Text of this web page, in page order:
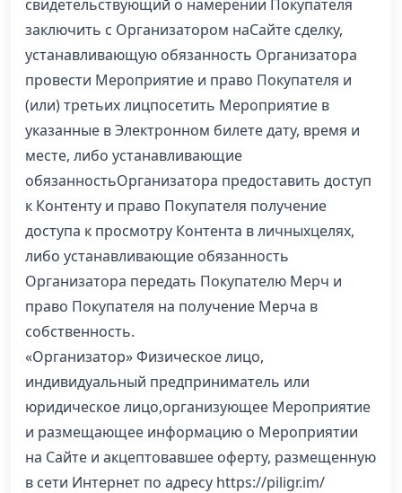
свидетельствующий о намерении Покупателя
заключить с Организатором наСайте сделку,
устанавливающую обязанность Организатора
провести Мероприятие и право Покупателя и
(или) третьих лицпосетить Мероприятие в
указанные в Электронном билете дату, время и
месте, либо устанавливающие
обязанностьОрганизатора предоставить доступ
к Контенту и право Покупателя получение
доступа к просмотру Контента в личныхцелях,
либо устанавливающие обязанность
Организатора передать Покупателю Мерч и
право Покупателя на получение Мерча в
собственность.
«Организатор» Физическое лицо,
индивидуальный предприниматель или
юридическое лицо,организующее Мероприятие
и размещающее информацию о Мероприятии
на Сайте и акцептовавшее оферту, размещенную
в сети Интернет по адресу https://piligr.im/